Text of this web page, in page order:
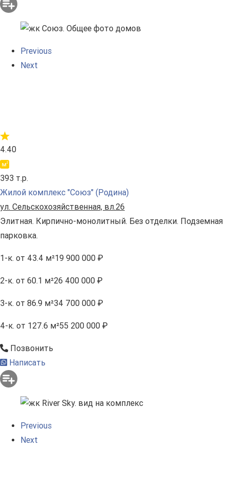
Previous
Next
4.40
393 т.р.
Жилой комплекс "Союз" (Родина)
ул. Сельскохозяйственная, вл.26
Элитная. Кирпично-монолитный. Без отделки. Подземная
парковка.
1-к. от 43.4 м²19 900 000 ₽
2-к. от 60.1 м²26 400 000 ₽
3-к. от 86.9 м²34 700 000 ₽
4-к. от 127.6 м²55 200 000 ₽
Позвонить
Написать
Previous
Next